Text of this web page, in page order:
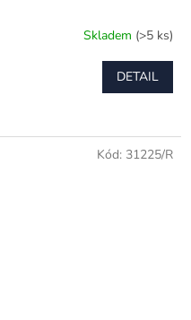
Skladem (>5 ks)
DETAIL
Kód: 31225/R